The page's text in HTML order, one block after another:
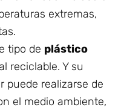
extremas,
tipo de plástico
reciclable. Y su
puede realizarse de
el medio ambiente,